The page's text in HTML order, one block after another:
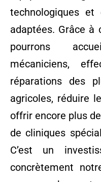
technologiques et
adaptées. Grâce à
pourrons
mécaniciens,
réparations des
agricoles, réduire
offrir encore plus
de cliniques
C’est un
concrètement